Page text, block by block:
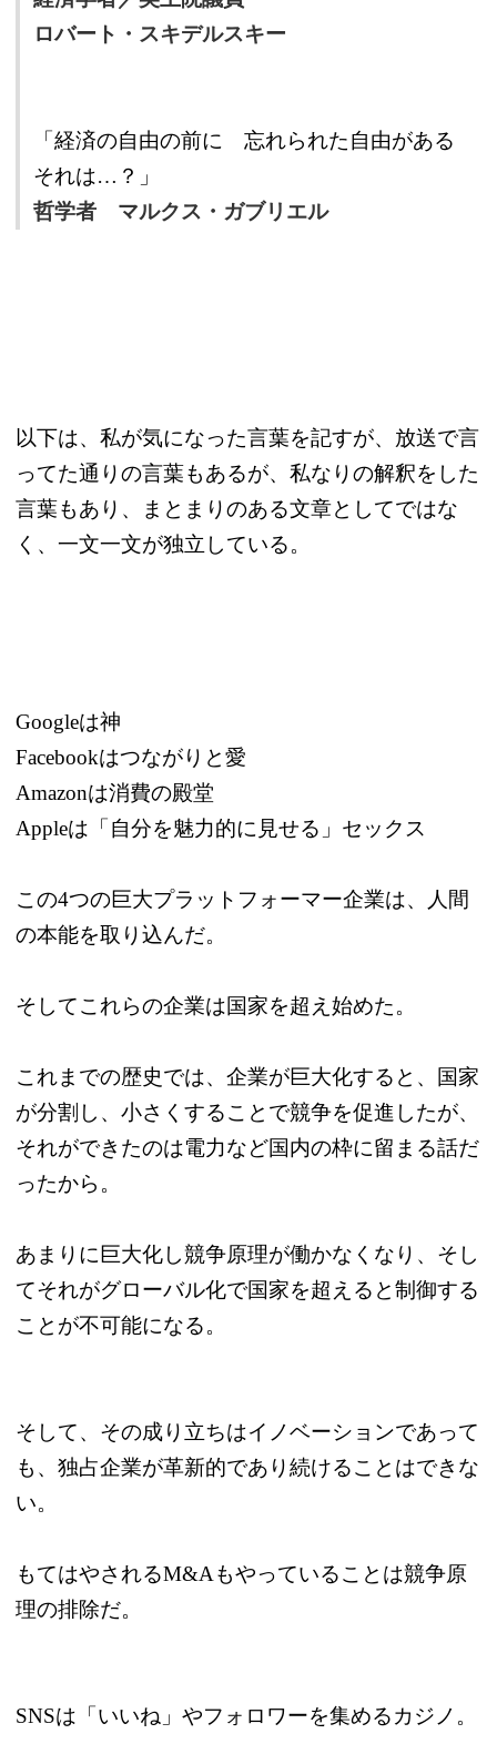
ロバート・スキデルスキー
「経済の自由の前に 忘れられた自由がある
それは…？」
哲学者 マルクス・ガブリエル
以下は、私が気になった言葉を記すが、放送で言
ってた通りの言葉もあるが、私なりの解釈をした
言葉もあり、まとまりのある文章としてではな
く、一文一文が独立している。
Googleは神
Facebookはつながりと愛
Amazonは消費の殿堂
Appleは「自分を魅力的に見せる」セックス
この4つの巨大プラットフォーマー企業は、人間
の本能を取り込んだ。
そしてこれらの企業は国家を超え始めた。
これまでの歴史では、企業が巨大化すると、国家
が分割し、小さくすることで競争を促進したが、
それができたのは電力など国内の枠に留まる話だ
ったから。
あまりに巨大化し競争原理が働かなくなり、そし
てそれがグローバル化で国家を超えると制御する
ことが不可能になる。
そして、その成り立ちはイノベーションであって
も、独占企業が革新的であり続けることはできな
い。
もてはやされるM&Aもやっていることは競争原
理の排除だ。
SNSは「いいね」やフォロワーを集めるカジノ。